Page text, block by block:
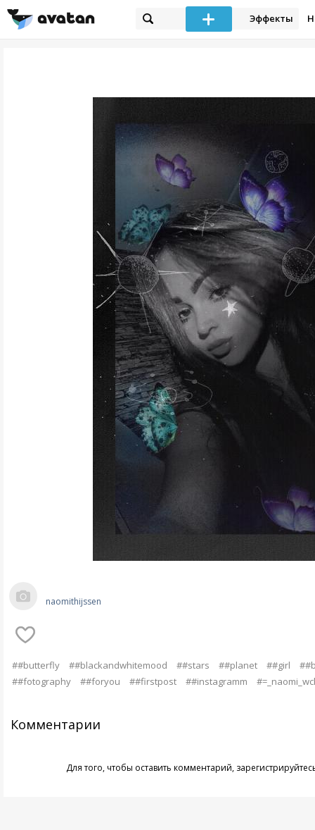
Эффекты
naomithijssen
##butterfly ##blackandwhitemood ##stars ##planet ##girl
##fotography
##foryou ##firstpost ##instagramm
Комментарии
Для того, чтобы оставить комментарий,